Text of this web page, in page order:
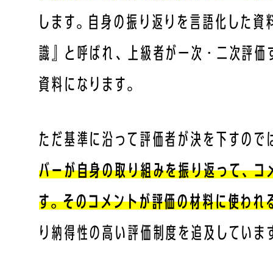
します。自身の振り返りを言語化した資
識』と呼ばれ、上級者が一次・二次評価
資料になります。
ただ基準に沿って評価者が決を下すので
バーが自身の取り組みを振り返って、コ
す。そのコメントが評価の材料に使われ
り納得性の高い評価制度を追及していま